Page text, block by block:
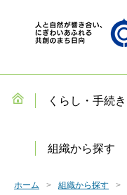
くらし・手続き
組織から探す
ホーム 組織から探す